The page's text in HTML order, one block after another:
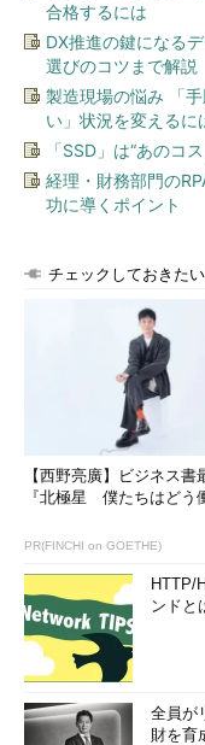
合格するには
DX推進の鍵になる
選びのコツまで解説
製造現場の悩み 「
い」状況を変えるに
「SSD」は“あのコ
経理・財務部門の
功に導くポイント
チェックしておきた
【西野亮廣】ビジネス書
『北極星 僕たちはどう
PR(FINCHI on GOETHE)
HTTP/
ンドと
全員が
財を育